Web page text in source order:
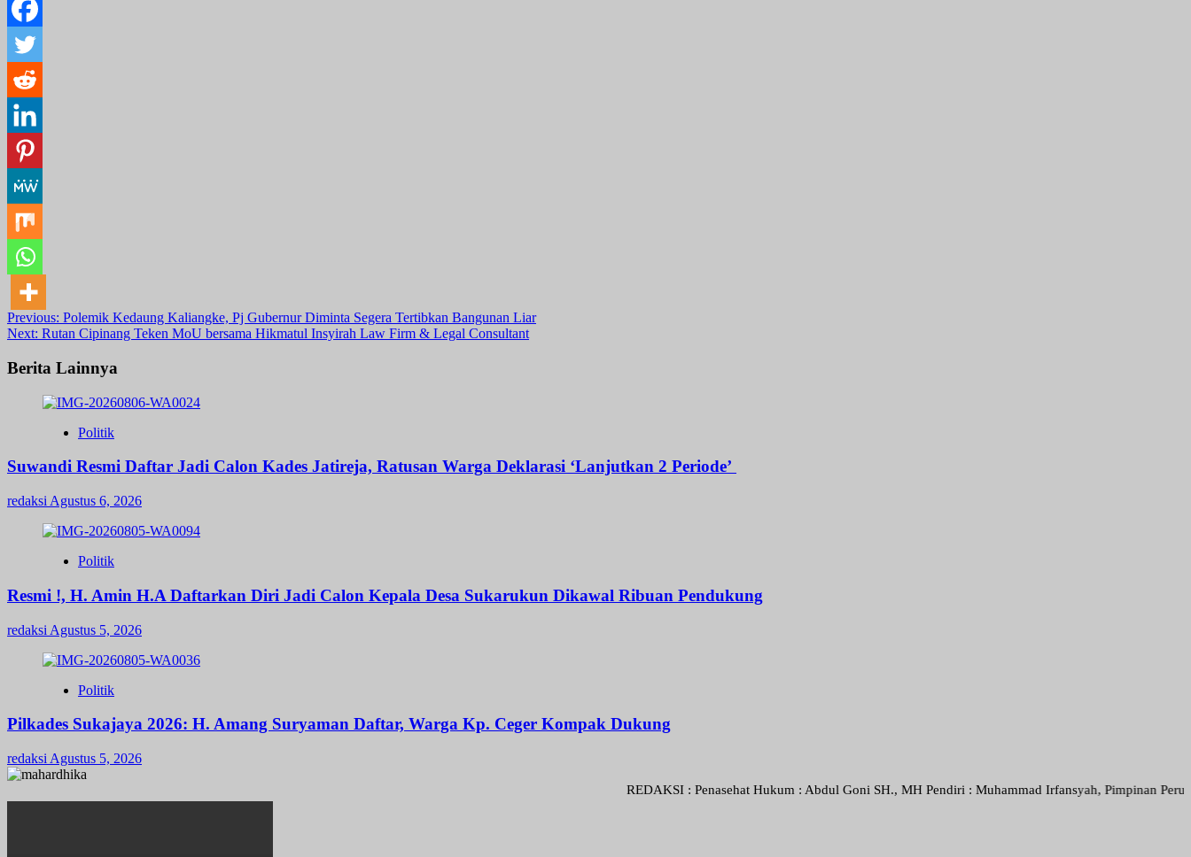
Post
navigation
Previous: Polemik Kedaung Kaliangke, Pj Gubernur Diminta Segera Tertibkan Bangunan Liar
Next: Rutan Cipinang Teken MoU bersama Hikmatul Insyirah Law Firm & Legal Consultant
Berita Lainnya
Politik
Suwandi Resmi Daftar Jadi Calon Kades Jatireja, Ratusan Warga Deklarasi ‘Lanjutkan 2 Periode’
redaksi Agustus 6, 2026
Politik
Resmi !, H. Amin H.A Daftarkan Diri Jadi Calon Kepala Desa Sukarukun Dikawal Ribuan Pendukung
redaksi Agustus 5, 2026
Politik
Pilkades Sukajaya 2026: H. Amang Suryaman Daftar, Warga Kp. Ceger Kompak Dukung
redaksi Agustus 5, 2026
REDAKSI : Penasehat Hukum : Abdul Goni SH., MH Pendiri : Muhammad Irfansyah, Pimpinan